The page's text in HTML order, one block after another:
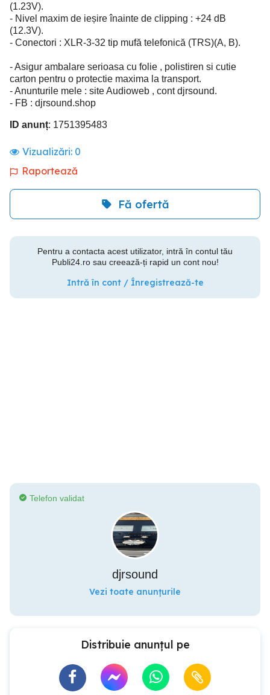
(1.23V).
- Nivel maxim de ieșire înainte de clipping : +24 dB
(12.3V).
- Conectori : XLR-3-32 tip mufă telefonică (TRS)(A, B).
- Asigur ambalare serioasa cu folie , polistiren si cutie
carton pentru o protectie maxima la transport.
- Anunturile mele : site Audioweb , cont djrsound.
- FB : djrsound.shop
ID anunț: 1751395483
Vizualizări: 0
Raportează
Fă ofertă
Pentru a contacta acest utilizator, intră în contul tău
Publi24.ro sau creează-ți rapid un cont nou!
Intră în cont / Înregistrează-te
Telefon validat
djrsound
Vezi toate anunțurile
Distribuie anunțul pe